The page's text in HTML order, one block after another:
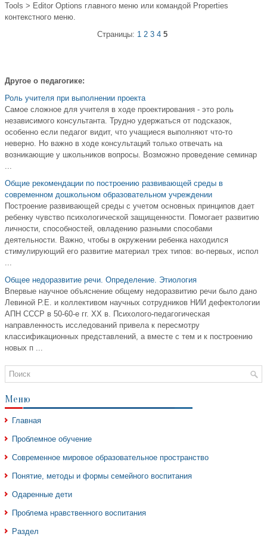
Tools > Editor Options главного меню или командой Properties
контекстного меню.
Страницы: 1 2 3 4 5
Другое о педагогике:
Роль учителя при выполнении проекта
Самое сложное для учителя в ходе проектирования - это роль
незави­симого консультанта. Трудно удержаться от подсказок,
особенно если педа­гог видит, что учащиеся выполняют что-то
неверно. Но важно в ходе кон­сультаций только отвечать на
возникающие у школьников вопросы. Возмож­но проведение семинар
...
Общие рекомендации по построению развивающей среды в
современном дошкольном образовательном учреждении
Построение развивающей среды с учетом основных принципов дает
ребенку чувство психологической защищенности. Помогает развитию
личности, способностей, овладению разными способами
деятельности. Важно, чтобы в окружении ребенка находился
стимулирующий его развитие материал трех типов: во-первых, испол
...
Общее недоразвитие речи. Определение. Этиология
Впервые научное объяснение общему недоразвитию речи было дано
Левиной Р.Е. и коллективом научных сотрудников НИИ дефектологии
АПН СССР в 50-60-е гг. ХХ в. Психолого-педагогическая
направленность исследований привела к пересмотру
классификационных представлений, а вместе с тем и к построению
новых п ...
Меню
Главная
Проблемное обучение
Современное мировое образовательное пространство
Понятие, методы и формы семейного воспитания
Одаренные дети
Проблема нравственного воспитания
Раздел